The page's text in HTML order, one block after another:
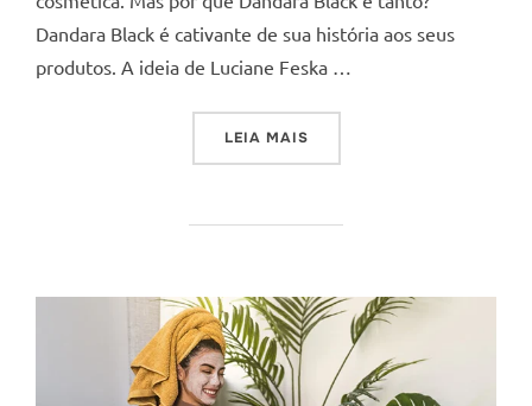
Dandara Black é cativante de sua história aos seus
produtos. A ideia de Luciane Feska …
LEIA MAIS“DANDARA BLACK 1° EM